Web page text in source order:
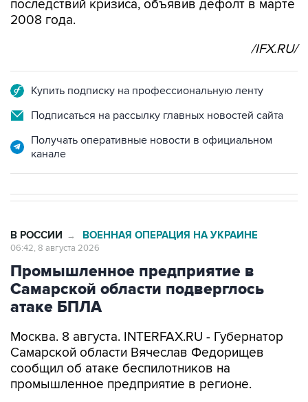
Подписаться на рассылку главных новостей сайта
Получать оперативные новости в официальном
Промышленное предприятие в
Самарской области подверглось
атаке БПЛА
Москва. 8 августа. INTERFAX.RU - Губернатор
сообщил об атаке беспилотников на
промышленное предприятие в регионе.
"Одно из промышленных предприятий